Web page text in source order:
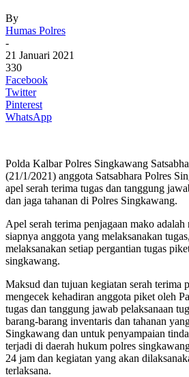
By
Humas Polres
-
21 Januari 2021
330
Facebook
Twitter
Pinterest
WhatsApp
Polda Kalbar Polres Singkawang
(21/1/2021) anggota Satsabhara Polres
apel serah terima tugas dan tanggung
dan jaga tahanan di Polres Singkawang.
Apel serah terima penjagaan mako
siapnya anggota yang melaksanakan
melaksanakan setiap pergantian tugas
singkawang.
Maksud dan tujuan kegiatan serah terima
mengecek kehadiran anggota piket oleh
tugas dan tanggung jawab pelaksanaan
barang-barang inventaris dan tahanan
Singkawang dan untuk penyampaian
terjadi di daerah hukum polres
24 jam dan kegiatan yang akan
terlaksana.